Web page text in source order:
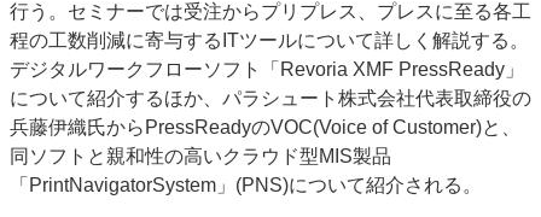
行う。セミナーでは受注からプリプレス、プレスに至る各工
程の工数削減に寄与するITツールについて詳しく解説する。
デジタルワークフローソフト「Revoria XMF PressReady」
について紹介するほか、パラシュート株式会社代表取締役の
兵藤伊織氏からPressReadyのVOC(Voice of Customer)と、
同ソフトと親和性の高いクラウド型MIS製品
「PrintNavigatorSystem」(PNS)について紹介される。